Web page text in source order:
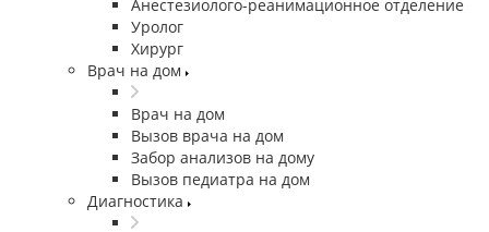
Анестезиолого-реанимационное отделение
Уролог
Хирург
Врач на дом
Врач на дом
Вызов врача на дом
Забор анализов на дому
Вызов педиатра на дом
Диагностика